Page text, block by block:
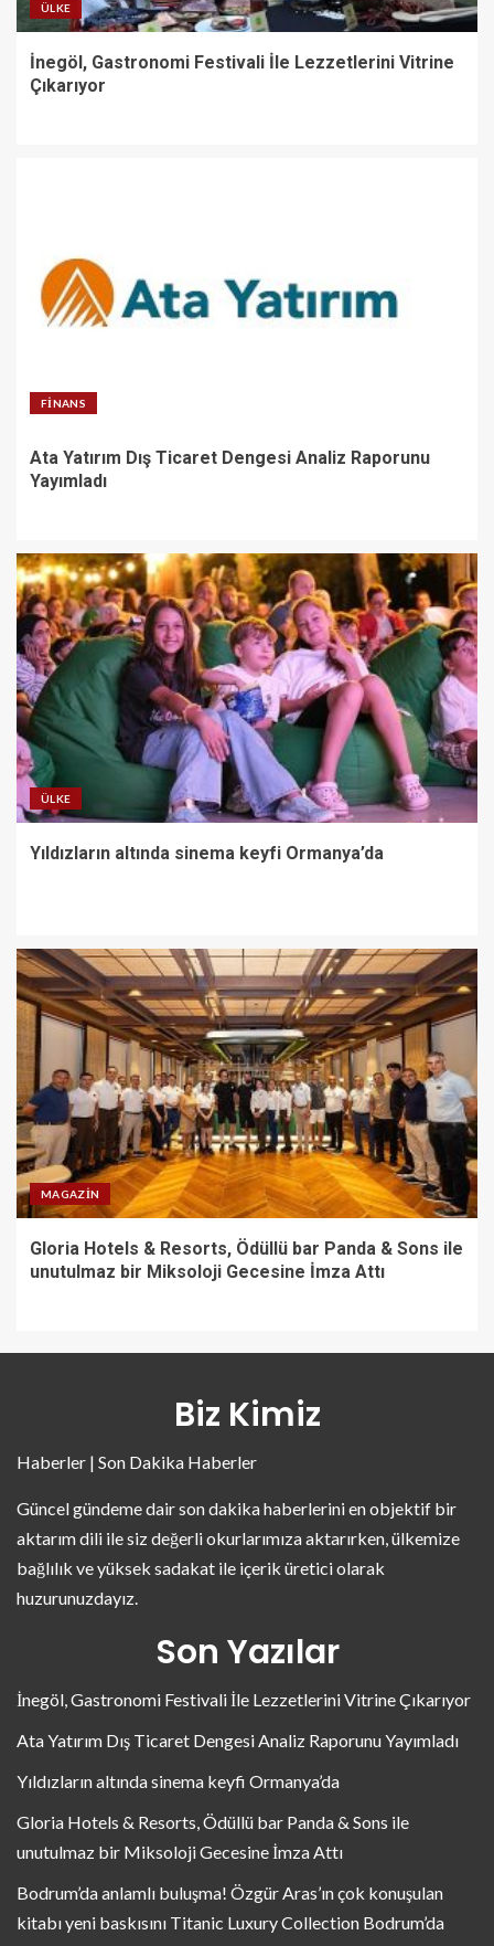
ÜLKE
İnegöl, Gastronomi Festivali İle Lezzetlerini Vitrine
Çıkarıyor
FINANS
Ata Yatırım Dış Ticaret Dengesi Analiz Raporunu
Yayımladı
ÜLKE
Yıldızların altında sinema keyfi Ormanya’da
MAGAZIN
Gloria Hotels & Resorts, Ödüllü bar Panda & Sons ile
unutulmaz bir Miksoloji Gecesine İmza Attı
Biz Kimiz
Haberler | Son Dakika Haberler
Güncel gündeme dair son dakika haberlerini en objektif bir
aktarım dili ile siz değerli okurlarımıza aktarırken, ülkemize
bağlılık ve yüksek sadakat ile içerik üretici olarak
huzurunuzdayız.
Son Yazılar
İnegöl, Gastronomi Festivali İle Lezzetlerini Vitrine Çıkarıyor
Ata Yatırım Dış Ticaret Dengesi Analiz Raporunu Yayımladı
Yıldızların altında sinema keyfi Ormanya’da
Gloria Hotels & Resorts, Ödüllü bar Panda & Sons ile
unutulmaz bir Miksoloji Gecesine İmza Attı
Bodrum’da anlamlı buluşma! Özgür Aras’ın çok konuşulan
kitabı yeni baskısını Titanic Luxury Collection Bodrum’da